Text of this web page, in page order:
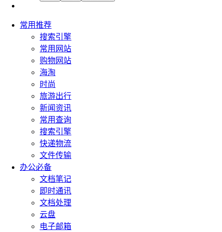
常用推荐
搜索引擎
常用网站
购物网站
海淘
时尚
旅游出行
新闻资讯
常用查询
搜索引擎
快递物流
文件传输
办公必备
文档笔记
即时通讯
文档处理
云盘
电子邮箱